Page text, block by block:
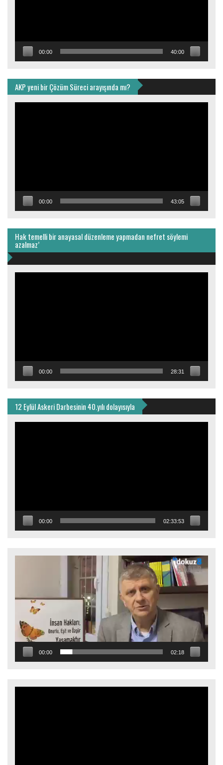
00:00 40:00
AKP yeni bir Çözüm Süreci arayışında mı?
00:00 43:05
Hak temelli bir anayasal düzenleme yapmadan nefret söylemi
azalmaz’
00:00 28:31
12 Eylül Askeri Darbesinin 40.yılı dolayısıyla
00:00 02:33:53
00:00 02:18